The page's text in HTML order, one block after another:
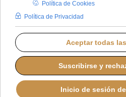
crisis
REDACCIÓN IGLESIA UNIVERSAL